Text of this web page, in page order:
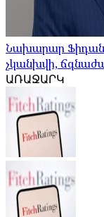
Նախարար Ֆիդան.
չկանխվի,
ԱՌԱՋԱՐԿ